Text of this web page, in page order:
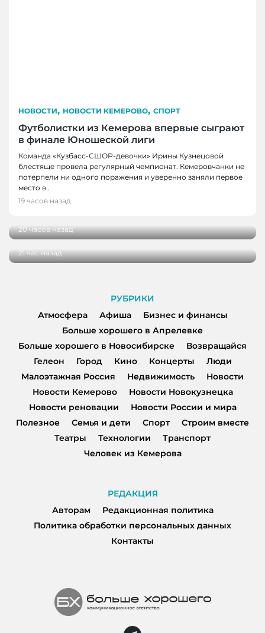
НОВОСТИ, НОВОСТИ КЕМЕРОВО, СПОРТ
Футболистки из Кемерова впервые сыграют
в финале Юношеской лиги
Команда «Кузбасс-СШОР-девочки» Ирины Кузнецовой
блестяще провела регулярный чемпионат. Кемеровчанки не
потерпели ни одного поражения и уверенно заняли первое
место в..
19 часов назад
НОВОСТИ
В Кузбассе школы здоровья посетили более
20 часов назад
НОВОСТИ
поставки топлива для аграриев
21 час назад
РУБРИКИ
Атмосфера
Афиша
Бизнес и финансы
Больше хорошего в Апрелевке
Больше хорошего в Новосибирске
Возвращайся
Гелеон
Город Кино Концерты
Люди
Малоэтажная Россия
Недвижимость
Новости
Новости Кемерово
Новости Новокузнецка
Новости реновации
Новости России и мира
Полезное
Семья и дети Спорт
Строим вместе
Театры
Технологии
Транспорт
Человек из Кемерова
РЕДАКЦИЯ
Авторам
Редакционная политика
Политика обработки персональных данных
Контакты